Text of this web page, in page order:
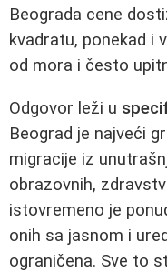
Beograda cene
kvadratu, ponekad i
od mora i često
Odgovor leži u
Beograd je najveći
migracije iz
obrazovnih,
istovremeno je
onih sa jasnom i
ograničena. Sve to